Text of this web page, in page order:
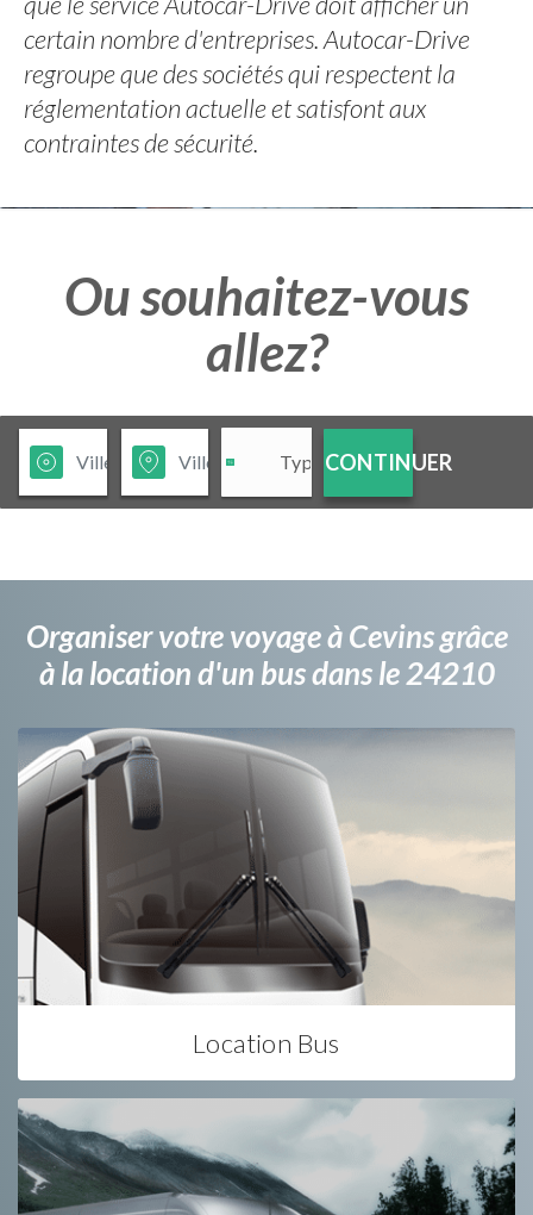
certain nombre d'entreprises. Autocar-Drive
regroupe que des sociétés qui respectent la
réglementation actuelle et satisfont aux
contraintes de sécurité.
Ou souhaitez-vous
allez?
CONTINUER
Organiser votre voyage à Cevins grâce
à la location d'un bus dans le 24210
Location Bus